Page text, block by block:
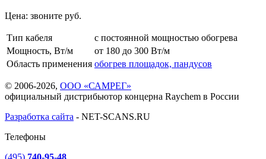
Цена: звоните руб.
Тип кабеля
с постоянной мощностью обогрева
Мощность, Вт/м
от 180 до 300 Вт/м
Область применения обогрев площадок, пандусов
© 2006-2026, ООО «САМРЕГ»
официальный дистрибьютор концерна Raychem в России
Разработка сайта - NET-SCANS.RU
Телефоны
(495) 740-95-48